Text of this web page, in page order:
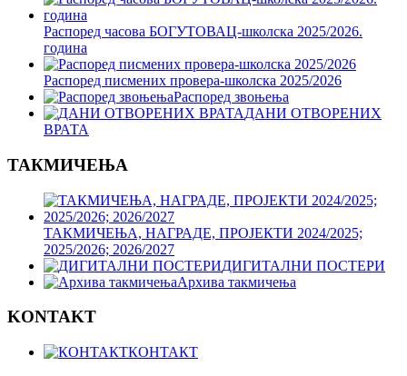
Распоред часова БОГУТОВАЦ-школска 2025/2026.
година
Распоред писмених провера-школска 2025/2026
Распоред звоњења
ДАНИ ОТВОРЕНИХ
ВРАТА
ТАКМИЧЕЊА
ТАКМИЧЕЊА, НАГРАДЕ, ПРОЈЕКТИ 2024/2025;
2025/2026; 2026/2027
ДИГИТАЛНИ ПОСТЕРИ
Архива такмичења
KONTAKT
КОНТАКТ